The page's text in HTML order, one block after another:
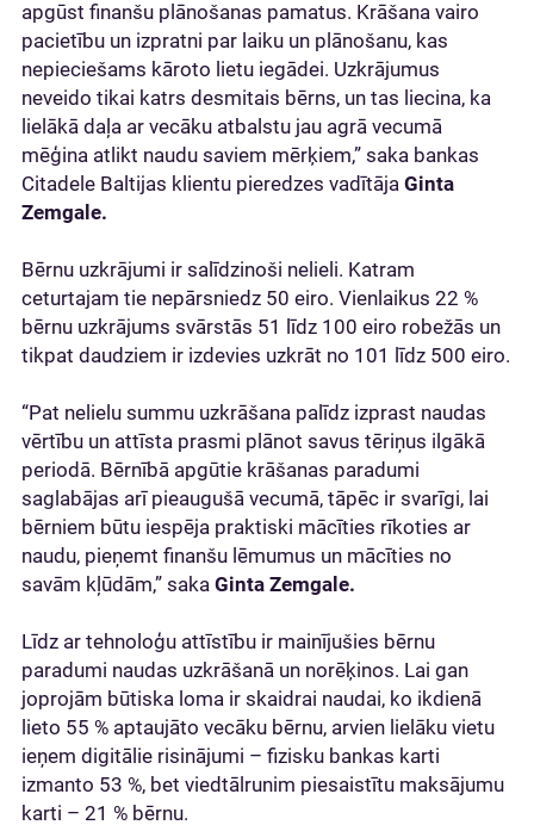
apgūst finanšu plānošanas pamatus. Krāšana vairo
pacietību un izpratni par laiku un plānošanu, kas
nepieciešams kāroto lietu iegādei. Uzkrājumus
neveido tikai katrs desmitais bērns, un tas liecina, ka
lielākā daļa ar vecāku atbalstu jau agrā vecumā
mēģina atlikt naudu saviem mērķiem,” saka bankas
Citadele Baltijas klientu pieredzes vadītāja Ginta
Zemgale.
Bērnu uzkrājumi ir salīdzinoši nelieli. Katram
ceturtajam tie nepārsniedz 50 eiro. Vienlaikus 22 %
bērnu uzkrājums svārstās 51 līdz 100 eiro robežās un
tikpat daudziem ir izdevies uzkrāt no 101 līdz 500 eiro.
“Pat nelielu summu uzkrāšana palīdz izprast naudas
vērtību un attīsta prasmi plānot savus tēriņus ilgākā
periodā. Bērnībā apgūtie krāšanas paradumi
saglabājas arī pieaugušā vecumā, tāpēc ir svarīgi, lai
bērniem būtu iespēja praktiski mācīties rīkoties ar
naudu, pieņemt finanšu lēmumus un mācīties no
savām kļūdām,” saka Ginta Zemgale.
Līdz ar tehnoloģu attīstību ir mainījušies bērnu
paradumi naudas uzkrāšanā un norēķinos. Lai gan
joprojām būtiska loma ir skaidrai naudai, ko ikdienā
lieto 55 % aptaujāto vecāku bērnu, arvien lielāku vietu
ieņem digitālie risinājumi – fizisku bankas karti
izmanto 53 %, bet viedtālrunim piesaistītu maksājumu
karti – 21 % bērnu.